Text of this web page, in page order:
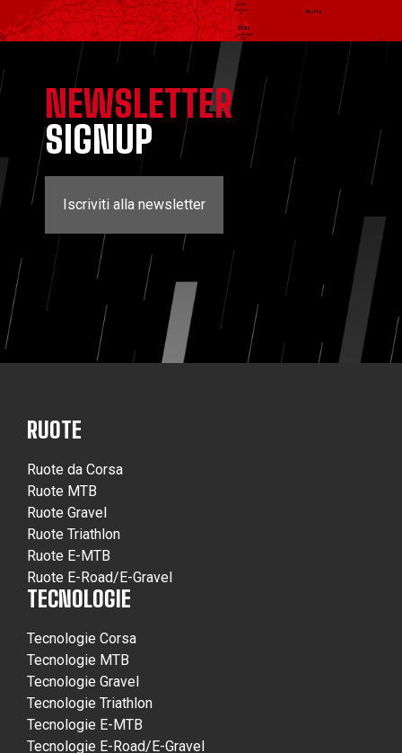
NEWSLETTER
SIGNUP
Iscriviti alla newsletter
RUOTE
Ruote da Corsa
Ruote MTB
Ruote Gravel
Ruote Triathlon
Ruote E-MTB
Ruote E-Road/E-Gravel
TECNOLOGIE
Tecnologie Corsa
Tecnologie MTB
Tecnologie Gravel
Tecnologie Triathlon
Tecnologie E-MTB
Tecnologie E-Road/E-Gravel